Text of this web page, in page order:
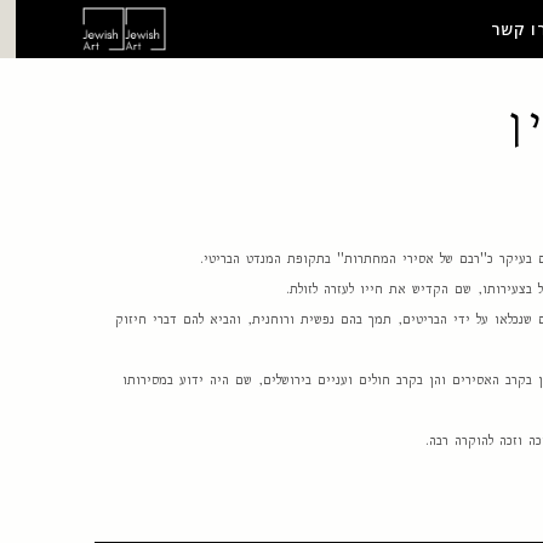
קשר
כ"רבם של אסירי המחתרות" בתקופת המנדט הבריטי.
בצעירותו, שם הקדיש את חייו לעזרה לזולת.
שנכלאו על ידי הבריטים, תמך בהם נפשית ורוחנית, והביא להם דברי חיזוק
האסירים והן בקרב חולים ועניים בירושלים, שם היה ידוע במסירותו
וזכה להוקרה רבה.